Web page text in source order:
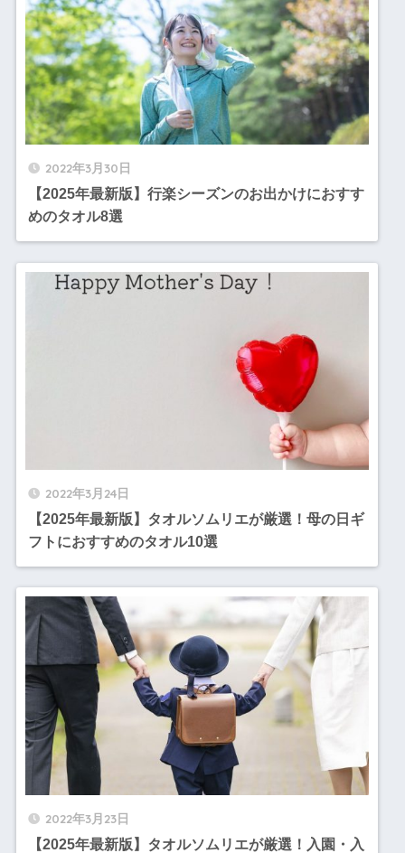
2022年3月30日
【2025年最新版】行楽シーズンのお出かけにおすす
めのタオル8選
2022年3月24日
【2025年最新版】タオルソムリエが厳選！母の日ギ
フトにおすすめのタオル10選
2022年3月23日
【2025年最新版】タオルソムリエが厳選！入園・入